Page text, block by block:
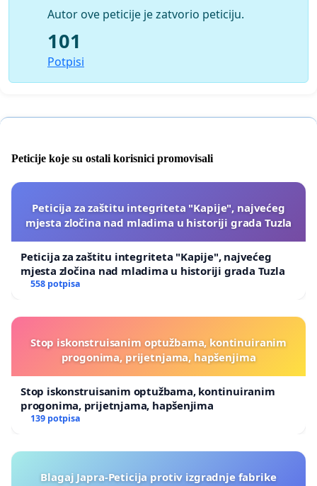
Autor ove peticije je zatvorio peticiju.
101
Potpisi
Peticije koje su ostali korisnici promovisali
Peticija za zaštitu integriteta "Kapije", najvećeg
mjesta zločina nad mladima u historiji grada Tuzla
Peticija za zaštitu integriteta "Kapije", najvećeg
mjesta zločina nad mladima u historiji grada Tuzla
558 potpisa
Stop iskonstruisanim optužbama, kontinuiranim
progonima, prijetnjama, hapšenjima
Stop iskonstruisanim optužbama, kontinuiranim
progonima, prijetnjama, hapšenjima
139 potpisa
Blagaj Japra-Peticija protiv izgradnje fabrike